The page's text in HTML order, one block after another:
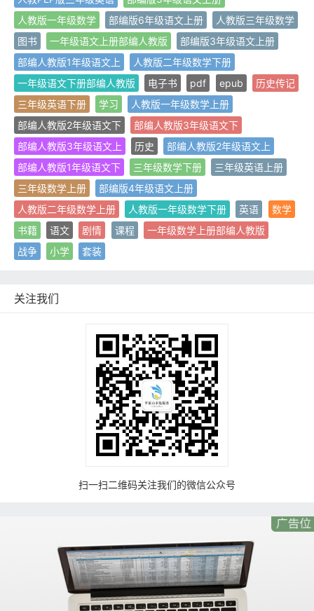
人教版一年级数学
部编版6年级语文上册
人教版三年级数学
图书
一年级语文上册部编人教版
部编版3年级语文上册
部编人教版1年级语文上
人教版二年级数学下册
一年级语文下册部编人教版
电子书 pdf epub
历史传记
三年级英语下册
学习
人教版一年级数学上册
部编人教版2年级语文下
部编人教版3年级语文下
部编人教版3年级语文上
历史
部编人教版2年级语文上
部编人教版1年级语文下
三年级数学下册
三年级英语上册
三年级数学上册
部编版4年级语文上册
人教版二年级数学上册
人教版一年级数学下册 英语
数学
书籍
语文 剧情 课程
一年级数学上册部编人教版
战争
小学 套装
关注我们
扫一扫二维码关注我们的微信公众号